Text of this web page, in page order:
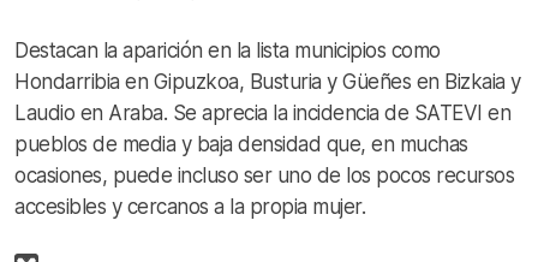
Destacan la aparición en la lista municipios como
Hondarribia en Gipuzkoa, Busturia y Güeñes en Bizkaia y
Laudio en Araba. Se aprecia la incidencia de SATEVI en
pueblos de media y baja densidad que, en muchas
ocasiones, puede incluso ser uno de los pocos recursos
accesibles y cercanos a la propia mujer.